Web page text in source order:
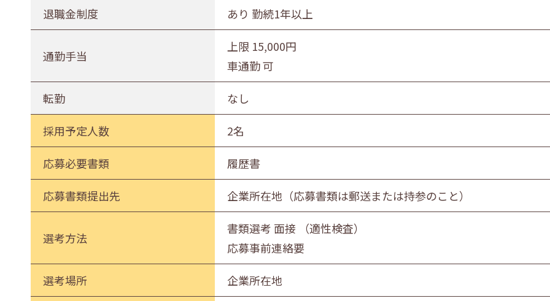
退職金制度 あり 勤続1年以上
通勤手当
上限 15,000円
車通勤 可
転勤 なし
採用予定人数 2名
応募必要書類 履歴書
応募書類提出先 企業所在地（応募書類は郵送または持参のこと）
選考方法
書類選考 面接 （適性検査）
応募事前連絡要
選考場所 企業所在地